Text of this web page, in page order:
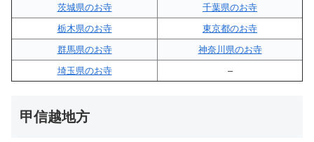
茨城県のお寺
千葉県のお寺
栃木県のお寺
東京都のお寺
群馬県のお寺
神奈川県のお寺
埼玉県のお寺
–
甲信越地方